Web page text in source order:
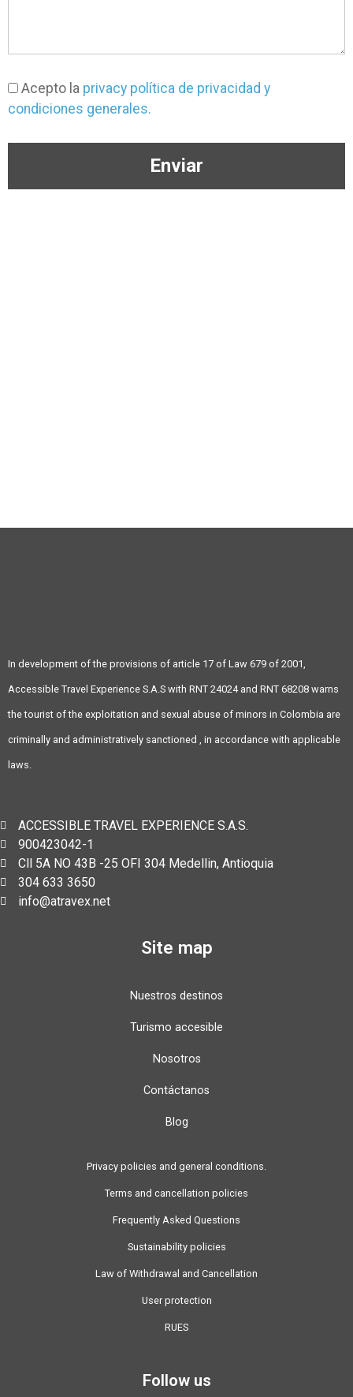
Acepto la privacy política de privacidad y
condiciones generales.
Enviar
In development of the provisions of article 17 of Law 679 of 2001,
Accessible Travel Experience S.A.S with RNT 24024 and RNT 68208 warns
the tourist of the exploitation and sexual abuse of minors in Colombia are
criminally and administratively sanctioned , in accordance with applicable
laws.
ACCESSIBLE TRAVEL EXPERIENCE S.A.S.
900423042-1
Cll 5A NO 43B -25 OFI 304 Medellin, Antioquia
304 633 3650
info@atravex.net
Site map
Nuestros destinos
Turismo accesible
Nosotros
Contáctanos
Blog
Privacy policies and general conditions.
Terms and cancellation policies
Frequently Asked Questions
Sustainability policies
Law of Withdrawal and Cancellation
User protection
RUES
Follow us